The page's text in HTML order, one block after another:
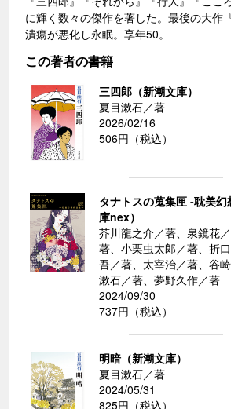
に輝く数々の傑作を著した。最後の大作
潰瘍が悪化し永眠。享年50。
この著者の書籍
三四郎（新潮文庫）
夏目漱石／著
2026/02/16
506円（税込）
タナトスの蒐集匣 -耽美
庫nex）
芥川龍之介／著、泉鏡花
著、小栗虫太郎／著、折
吾／著、太宰治／著、谷
漱石／著、夢野久作／著
2024/09/30
737円（税込）
明暗（新潮文庫）
夏目漱石／著
2024/05/31
825円（税込）